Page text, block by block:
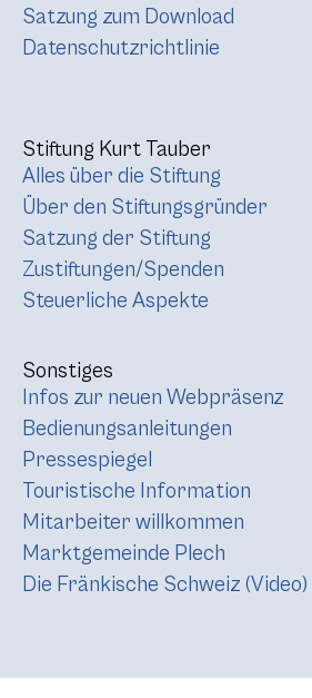
Satzung zum Download
Datenschutzrichtlinie
Stiftung Kurt Tauber
Alles über die Stiftung
Über den Stiftungsgründer
Satzung der Stiftung
Zustiftungen/Spenden
Steuerliche Aspekte
Sonstiges
Infos zur neuen Webpräsenz
Bedienungsanleitungen
Pressespiegel
Touristische Information
Mitarbeiter willkommen
Marktgemeinde Plech
Die Fränkische Schweiz (Video)